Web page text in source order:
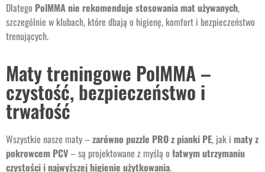
Dlatego PolMMA nie rekomenduje stosowania mat używanych,
szczególnie w klubach, które dbają o higienę, komfort i bezpieczeństwo
trenujących.
Maty treningowe PolMMA –
czystość, bezpieczeństwo i
trwałość
Wszystkie nasze maty –zarówno puzzle PRO z pianki PE, jak i maty z
pokrowcem PCV– są projektowane z myślą o łatwym utrzymaniu
czystości i najwyższej higienie użytkowania.